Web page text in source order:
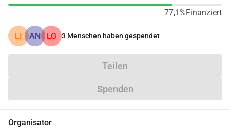
77,1%Finanziert
LI AN LG 3 Menschen haben gespendet
Teilen
Spenden
Organisator